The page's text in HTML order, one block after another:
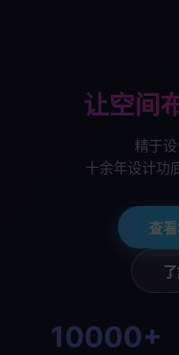
让空间
精于
十余年设计功
查
10000+